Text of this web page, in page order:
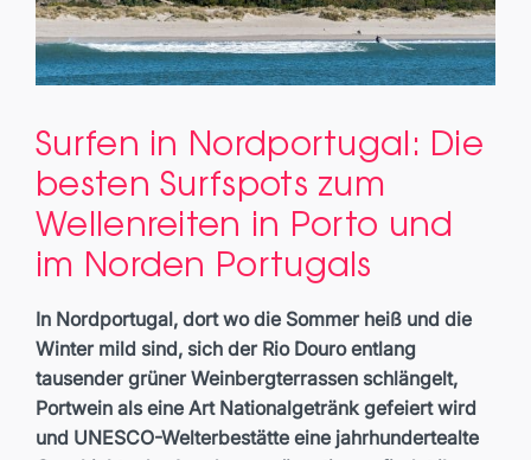
Surfen in Nordportugal: Die
besten Surfspots zum
Wellenreiten in Porto und
im Norden Portugals
In Nordportugal, dort wo die Sommer heiß und die
Winter mild sind, sich der Rio Douro entlang
tausender grüner Weinbergterrassen schlängelt,
Portwein als eine Art Nationalgetränk gefeiert wird
und UNESCO-Welterbestätte eine jahrhundertealte